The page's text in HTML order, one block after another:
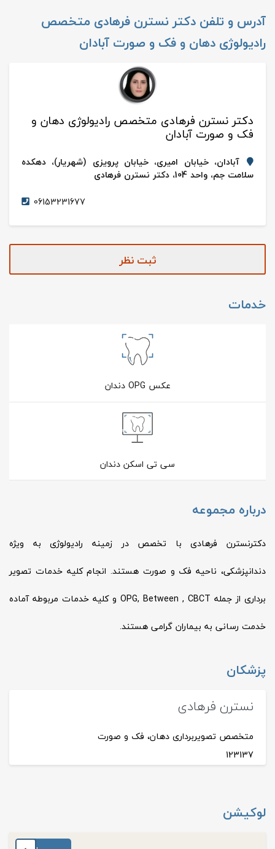
آدرس و تلفن دکتر نسترن فرهادی متخصص
رادیولوژی دهان و فک و صورت آبادان
دکتر نسترن فرهادی متخصص رادیولوژی دهان و
فک و صورت آبادان
آبادان، خیابان امیری، خیابان پرویزی (شهریار)، دهکده
سلامت جم، واحد 104، دکتر نسترن فرهادی
06153231677
ثبت نظر
خدمات
عکس OPG دندان
سی تی اسکن دندان
درباره مجموعه
دکترنسترن فرهادی با تخصص در زمینه رادیولوژی به ویژه
دندانپزشکی، ناحیه فک و صورت هستند. انجام کلیه خدمات تصویر
برداری از جمله OPG, Between , CBCT و کلیه خدمات مربوطه آماده
خدمت رسانی به بیماران گرامی هستند.
پزشکان
نسترن فرهادی
متخصص تصویربرداری دهان، فک و صورت
123137
لوکیشن